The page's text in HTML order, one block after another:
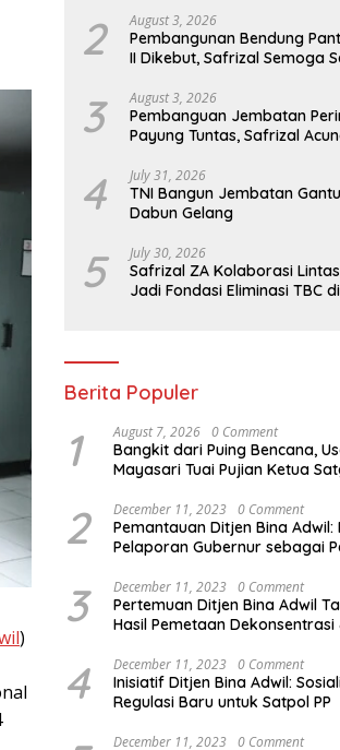
)
2 August 3, 2026
Pembangunan Bendung
II Dikebut, Safrizal Semoga
3 August 3, 2026
Pembanguan Jembatan
Payung Tuntas, Safrizal
4 July 31, 2026
TNI Bangun Jembatan
Dabun Gelang
5 July 30, 2026
Safrizal ZA Kolaborasi
Jadi Fondasi Eliminasi TBC di
Berita Populer
1 August 7, 2026 0 Comment
Bangkit dari Puing Bencana,
Mayasari Tuai Pujian Ketua
2 December 11, 2023 0 Comment
Pemantauan Ditjen Bina Adwil:
Pelaporan Gubernur sebagai
3 December 11, 2023 0 Comment
Pertemuan Ditjen Bina Adwil
Hasil Pemetaan Dekonsentrasi
4 December 11, 2023 0 Comment
Inisiatif Ditjen Bina Adwil:
Regulasi Baru untuk Satpol PP
December 11, 2023 0 Comment